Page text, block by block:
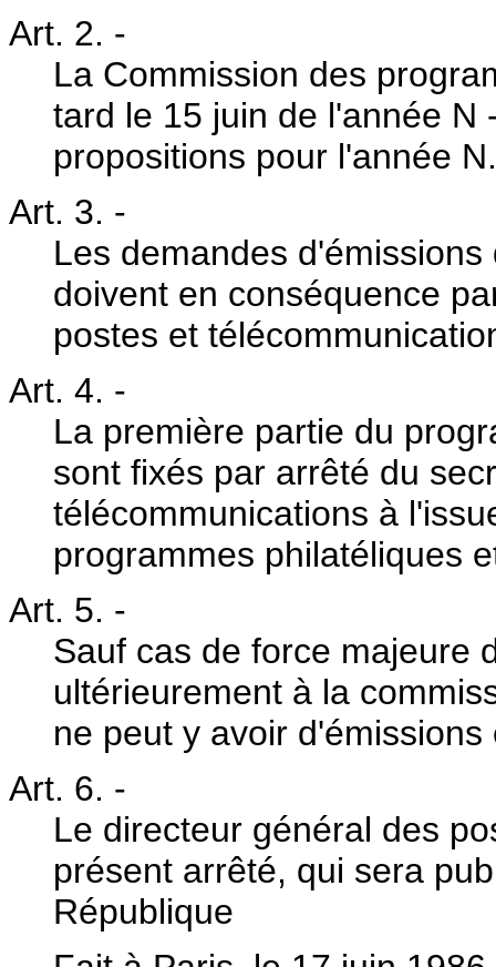
Art. 2. -
La Commission des
tard le 15 juin de l'année N
propositions pour l'année N.
Art. 3. -
Les demandes
doivent en conséquence
postes et
Art. 4. -
La première partie du
sont fixés par arrêté du
télécommunications à
programmes philatéliques
Art. 5. -
Sauf cas de force majeure
ultérieurement à la
ne peut y avoir
Art. 6. -
Le directeur général des
présent arrêté, qui sera
République